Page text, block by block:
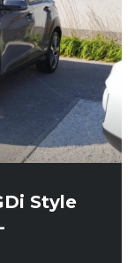
Style